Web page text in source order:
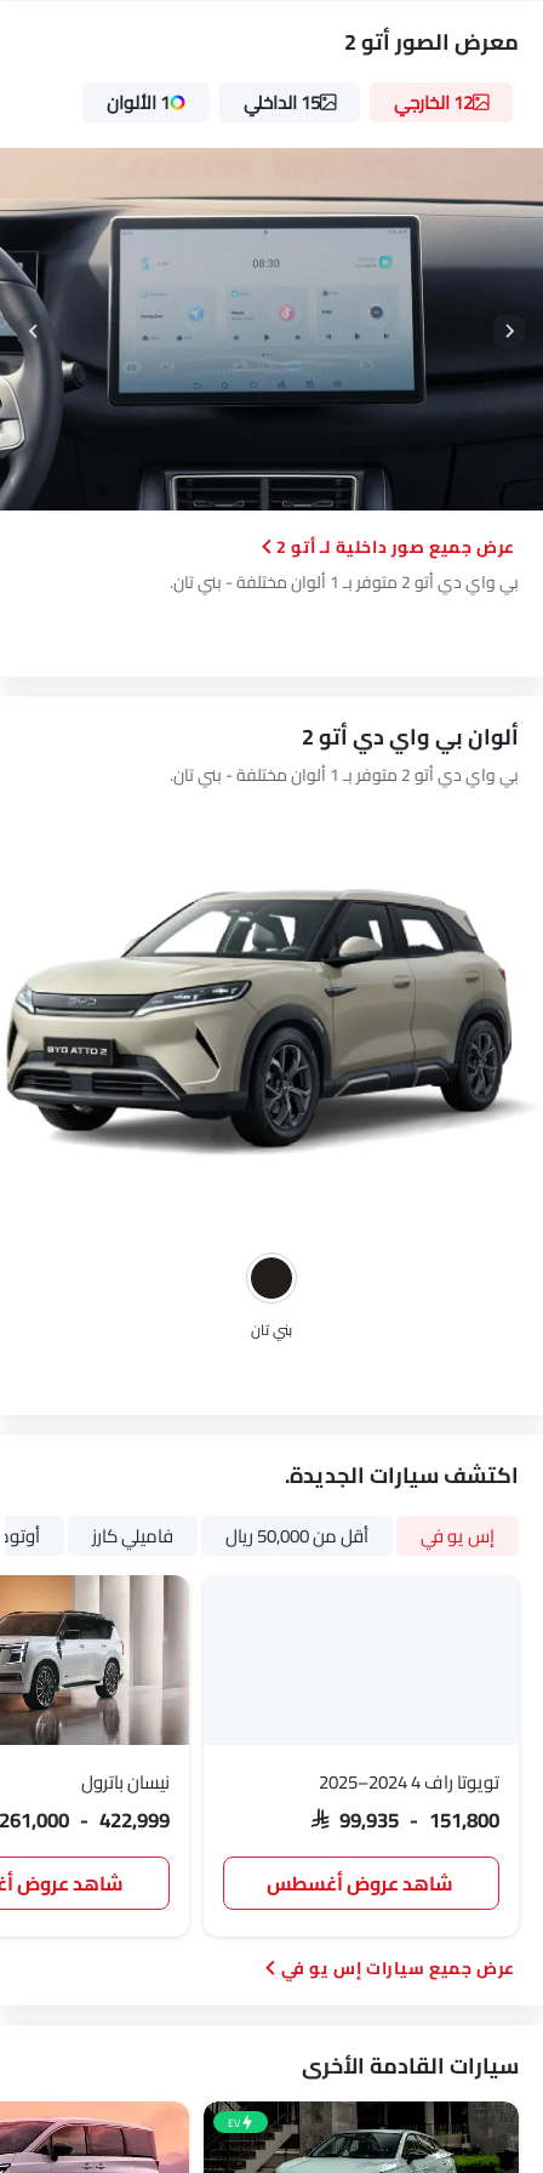
هوائي مدمج
مدفأة
ساعة رقمية
ارتفاع مقعد السائق قابل للتعديل
توزيع قوة الفرامل إلكترونيًا (EBD)
شاشة تعمل باللمس
حاملات الأكواب-الخلفية
مصابيح أمامية أوتوماتيكية
كاميرا خلفية
تبريد صندوق القفازات
مسند ذراع للكونسول الوسطي
مؤشر تغيير المسار
أندرويد أوتو
أبل كاربلاي
حقيبة إسعافات أولية
مفتاح عن بُعد
معرض الصور أتو 2
12 الخارجي 15 الداخلي 1 الألوان
صور داخلية لـ أتو 2
بي واي دي أتو 2 متوفر بـ 1 ألوان مختلفة - بني تان.
ألوان بي واي دي أتو 2
بي واي دي أتو 2 متوفر بـ 1 ألوان مختلفة - بني تان.
بني تان
اكتشف سيارات الجديدة.
إس يو في أقل من 50,000 ريال فاميلي كارز
تويوتا راف 4 2024–2025
SAR 99,935 - 151,800
شاهد عروض أغسطس
نيسان باترول
261,000 - 422,999
شاهد عروض
سيارات إس يو في
سيارات القادمة الأخرى
EV